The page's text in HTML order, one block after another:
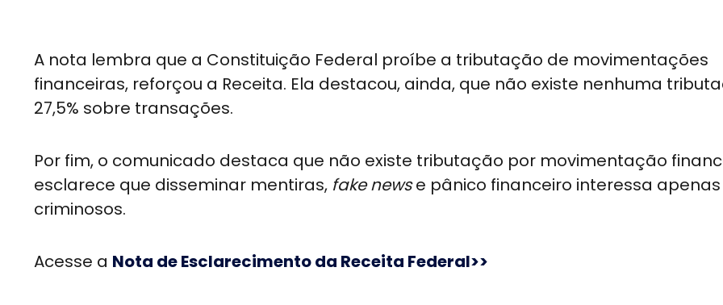
A nota lembra que a Constituição Federal proíbe a tributação de movimentações
financeiras, reforçou a Receita. Ela destacou, ainda, que não existe nenhuma
27,5% sobre transações.
Por fim, o comunicado destaca que não existe tributação por movimentação
esclarece que disseminar mentiras, fake newse pânico financeiro interessa apenas
criminosos.
Acesse a Nota de Esclarecimento da Receita Federal>>